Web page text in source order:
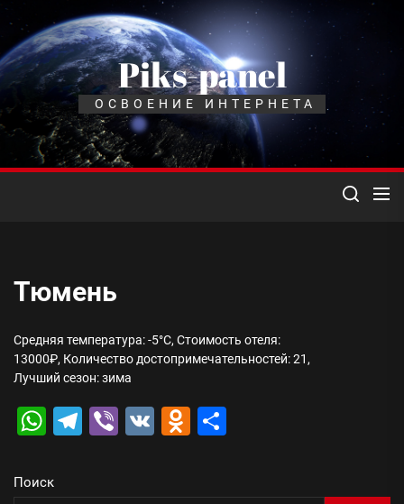
Перейти
содержимому
Piks-panel
ОСВОЕНИЕ ИНТЕРНЕТА
Тюмень
Средняя температура: -5°C, Стоимость отеля:
13000₽, Количество достопримечательностей: 21,
Лучший сезон: зима
WhatsApp
Telegram
Viber
VK Odnoklassniki
Поиск